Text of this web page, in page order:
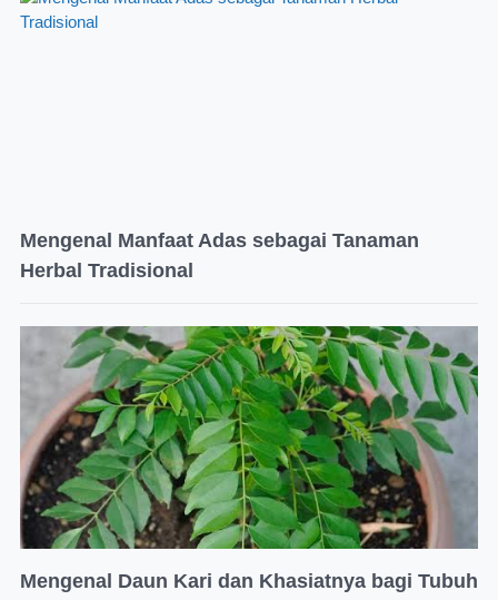
Mengenal Manfaat Adas sebagai Tanaman
Herbal Tradisional
Mengenal Daun Kari dan Khasiatnya bagi Tubuh